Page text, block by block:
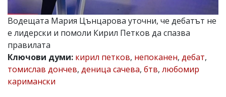
email:
office@flagman.bg
Коментарите
под
статиите
се
въвеждат
Водещата Мария Цънцарова уточни, че дебатът не
е лидерски и помоли Кирил Петков да спазва
правилата
Ключови думи: кирил петков, непоканен, дебат,
томислав дончев, деница сачева, бтв, любомир
каримански